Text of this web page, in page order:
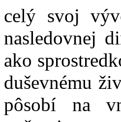
celý svoj
nasledovnej
ako
duševnému
pôsobí na